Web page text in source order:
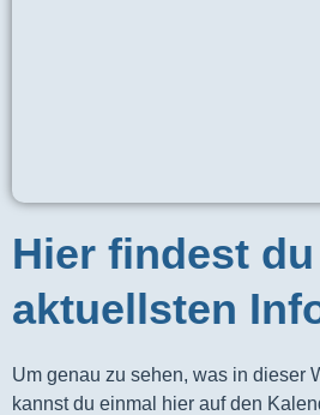
Hier findest
aktuellsten
Um genau zu sehen, was in dieser
kannst du einmal hier auf den